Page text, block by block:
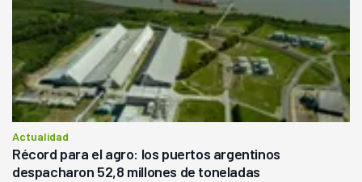
Actualidad
Récord para el agro: los puertos argentinos
despacharon 52,8 millones de toneladas